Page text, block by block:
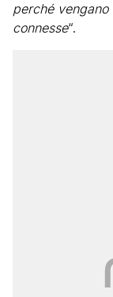
perché
connesse“.